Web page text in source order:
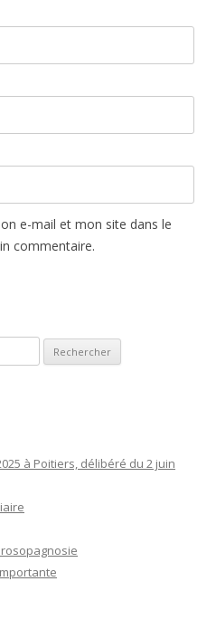
e-mail et mon site dans le
commentaire.
à Poitiers, délibéré du 2 juin